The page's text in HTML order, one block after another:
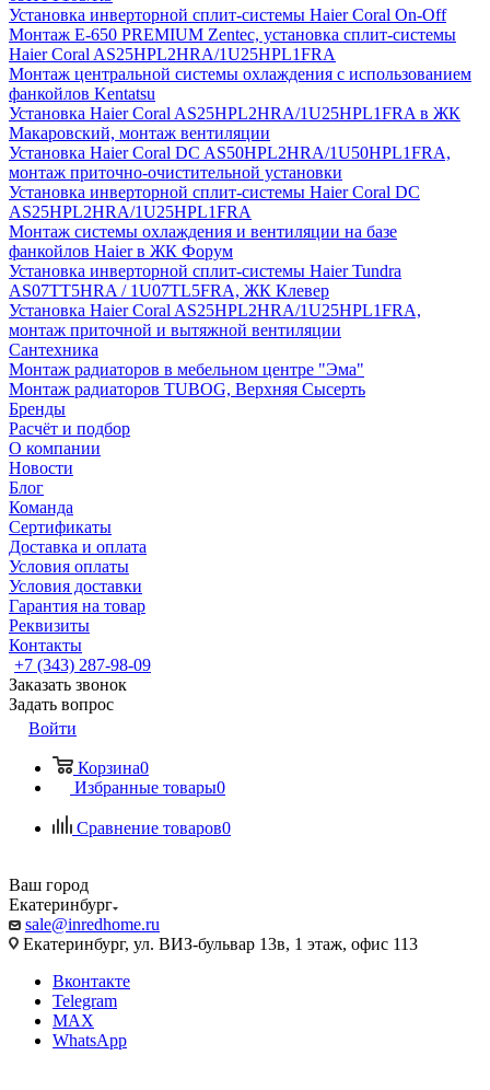
Установка инверторной сплит-системы Haier Coral On-Off
Монтаж E-650 PREMIUM Zentec, установка сплит-системы
Haier Coral AS25HPL2HRA/1U25HPL1FRA
Монтаж центральной системы охлаждения с использованием
фанкойлов Kentatsu
Установка Haier Coral AS25HPL2HRA/1U25HPL1FRA в ЖК
Макаровский, монтаж вентиляции
Установка Haier Coral DC AS50HPL2HRA/1U50HPL1FRA,
монтаж приточно-очистительной установки
Установка инверторной сплит-системы Haier Coral DC
AS25HPL2HRA/1U25HPL1FRA
Монтаж системы охлаждения и вентиляции на базе
фанкойлов Haier в ЖК Форум
Установка инверторной сплит-системы Haier Tundra
AS07TT5HRA / 1U07TL5FRA, ЖК Клевер
Установка Haier Coral AS25HPL2HRA/1U25HPL1FRA,
монтаж приточной и вытяжной вентиляции
Сантехника
Монтаж радиаторов в мебельном центре "Эма"
Монтаж радиаторов TUBOG, Верхняя Сысерть
Бренды
Расчёт и подбор
О компании
Новости
Блог
Команда
Сертификаты
Доставка и оплата
Условия оплаты
Условия доставки
Гарантия на товар
Реквизиты
Контакты
+7 (343) 287-98-09
Заказать звонок
Задать вопрос
Войти
Корзина0
Избранные товары0
Сравнение товаров0
Ваш город
Екатеринбург
sale@inredhome.ru
Екатеринбург, ул. ВИЗ-бульвар 13в, 1 этаж, офис 113
Вконтакте
Telegram
MAX
WhatsApp